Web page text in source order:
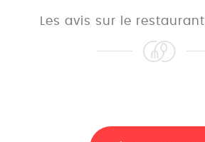
Les avis sur le restaurant